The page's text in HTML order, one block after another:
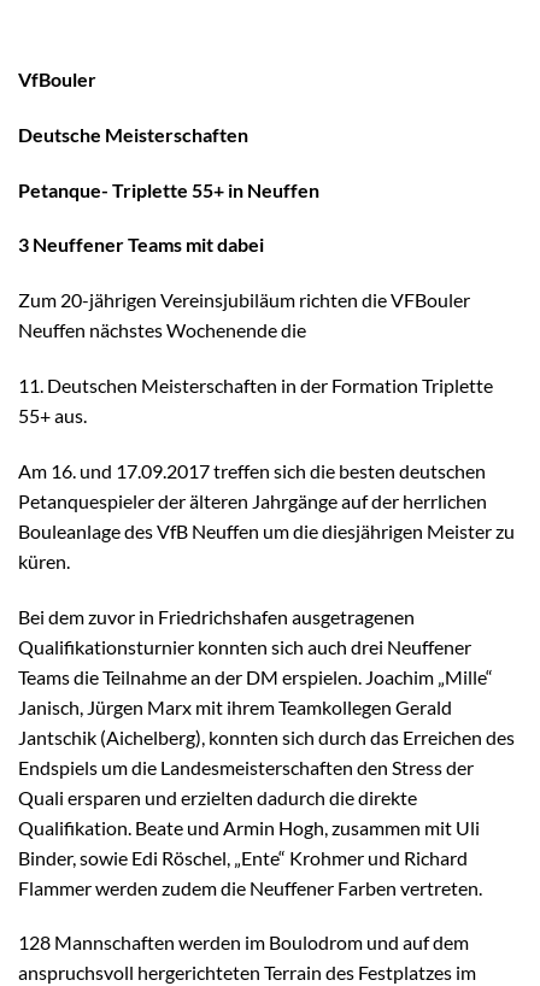
VfBouler
Deutsche Meisterschaften
Petanque- Triplette 55+ in Neuffen
3 Neuffener Teams mit dabei
Zum 20-jährigen Vereinsjubiläum richten die VFBouler
Neuffen nächstes Wochenende die
11. Deutschen Meisterschaften in der Formation Triplette
55+ aus.
Am 16. und 17.09.2017 treffen sich die besten deutschen
Petanquespieler der älteren Jahrgänge auf der herrlichen
Bouleanlage des VfB Neuffen um die diesjährigen Meister zu
küren.
Bei dem zuvor in Friedrichshafen ausgetragenen
Qualifikationsturnier konnten sich auch drei Neuffener
Teams die Teilnahme an der DM erspielen. Joachim „Mille“
Janisch, Jürgen Marx mit ihrem Teamkollegen Gerald
Jantschik (Aichelberg), konnten sich durch das Erreichen des
Endspiels um die Landesmeisterschaften den Stress der
Quali ersparen und erzielten dadurch die direkte
Qualifikation. Beate und Armin Hogh, zusammen mit Uli
Binder, sowie Edi Röschel, „Ente“ Krohmer und Richard
Flammer werden zudem die Neuffener Farben vertreten.
128 Mannschaften werden im Boulodrom und auf dem
anspruchsvoll hergerichteten Terrain des Festplatzes im